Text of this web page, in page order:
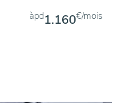
àpd1.160€/mois